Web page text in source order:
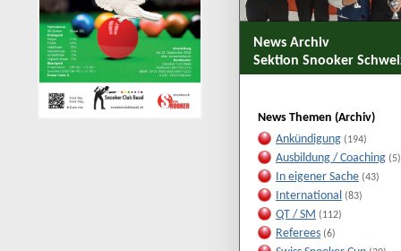
News Archiv
Sektion Snooker
News Themen (Archiv)
Ankündigung (194)
Ausbildung / Coaching (5)
In eigener Sache (43)
International (83)
QT / SM (112)
Referees (6)